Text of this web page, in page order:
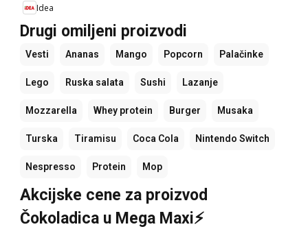
Idea
Drugi omiljeni proizvodi
Vesti Ananas Mango Popcorn Palačinke
Lego Ruska salata Sushi Lazanje
Mozzarella Whey protein Burger Musaka
Turska Tiramisu Coca Cola Nintendo Switch
Nespresso Protein Mop
Akcijske cene za proizvod
Čokoladica u Mega Maxi⚡